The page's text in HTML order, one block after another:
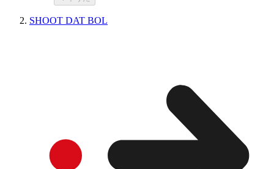
SHOOT DAT BOL